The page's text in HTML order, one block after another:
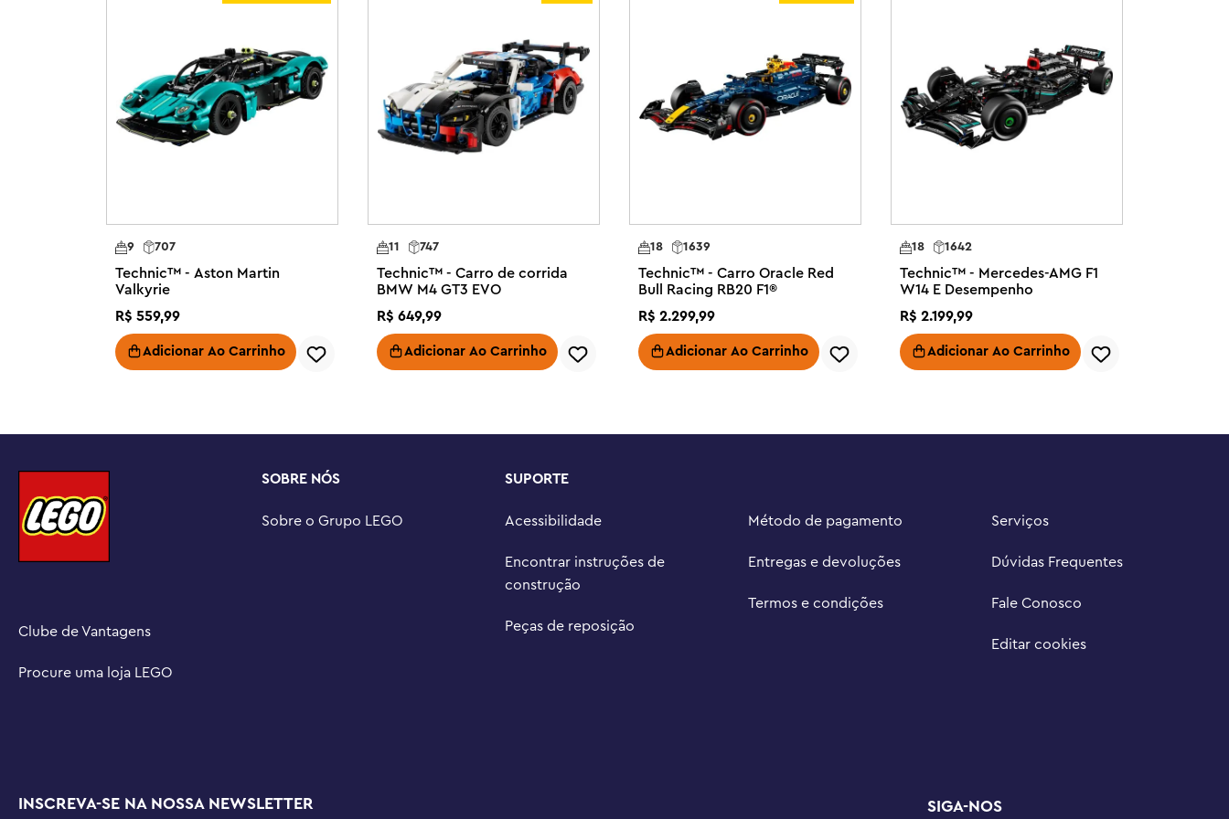
LEGO® Technic™ para meninos e meninas que amam brinquedos de veículos
Motor de 4 cilindros – Este carro de brinquedo apresenta detalhes autênticos inspirados
em carros de corrida reais, incluindo um motor móvel de 4 cilindros
Direção e suspensão – As crianças colocam seu carro à prova enquanto experimentam a
suspensão traseira e a direção flexível, que permite que o buggy se incline com agilidade
de um lado para o outro
Uma introdução à engenharia – os conjuntos de modelos para construir LEGO® Technic™
LEGO o universo da engenharia
de altura, 17 cm de comprimento e 11 cm de largura
707
9
Technic™ - Aston Martin
Valkyrie
R$ 559,99
Adicionar Ao Carrinho
747
11
Technic™ - Carro de corrida
BMW M4 GT3 EVO
R$ 649,99
Adicionar Ao Carrinho
1639
18
Technic™ - Carro Oracle Red
Bull Racing RB20 F1®
R$ 2.299,99
Adicionar Ao Carrinho
1642
18
Technic™ - Mercedes-AMG F1
W14 E Desempenho
R$ 2.199,99
Adicionar Ao Carrinho
Clube de Vantagens
Procure uma loja LEGO
SOBRE NÓS
Sobre o Grupo LEGO
SUPORTE
Acessibilidade
Encontrar instruções de
construção
Peças de reposição
Método de pagamento
Entregas e devoluções
Termos e condições
Serviços
Dúvidas Frequentes
Fale Conosco
Editar cookies
INSCREVA-SE NA NOSSA NEWSLETTER SIGA-NOS